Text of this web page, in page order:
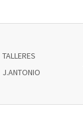
TALLERES
J.ANTONIO